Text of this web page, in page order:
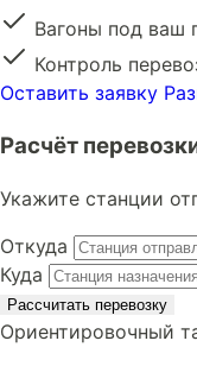
Вагоны под ваш
Контроль
Оставить заявку
Расчёт
Укажите станции
Откуда
Куда
Рассчитать перевозку
Ориентировочный